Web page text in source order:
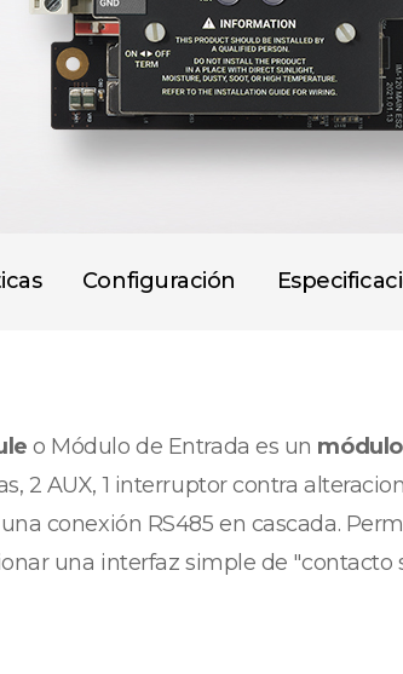
Configuración
o Módulo de Entrada es un
2 AUX, 1 interruptor contra
conexión RS485 en cascada.
una interfaz simple de "contacto